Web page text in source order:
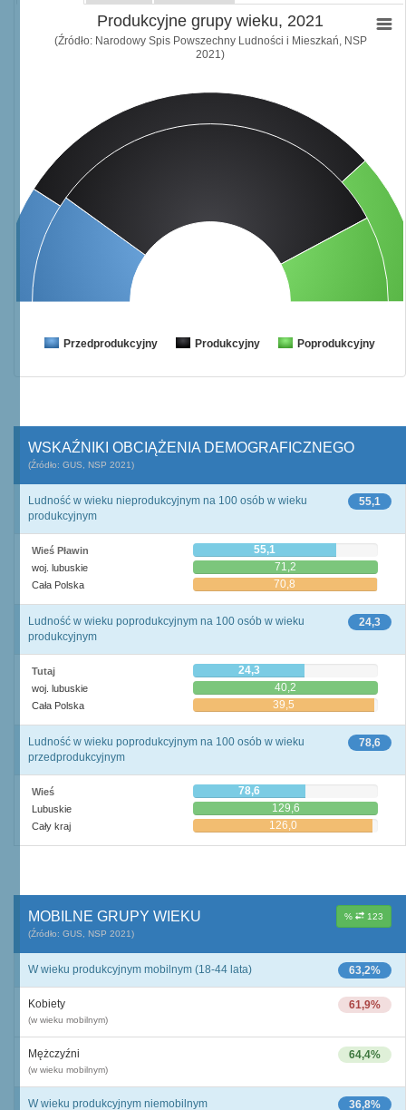
Produkcyjne grupy wieku, 2021
(Źródło: Narodowy Spis Powszechny Ludności i Mieszkań, NSP
2021)
Przedprodukcyjny Produkcyjny Poprodukcyjny
WSKAŹNIKI OBCIĄŻENIA DEMOGRAFICZNEGO
(Źródło: GUS, NSP 2021)
55,1
Ludność w wieku nieprodukcyjnym na 100 osób w wieku
produkcyjnym
Wieś Pławin 55,1
woj. lubuskie 71,2
Cała Polska 70,8
24,3
Ludność w wieku poprodukcyjnym na 100 osób w wieku
produkcyjnym
Tutaj 24,3
woj. lubuskie 40,2
Cała Polska 39,5
78,6
Ludność w wieku poprodukcyjnym na 100 osób w wieku
przedprodukcyjnym
Wieś 78,6
Lubuskie 129,6
Cały kraj 126,0
% 123
MOBILNE GRUPY WIEKU
(Źródło: GUS, NSP 2021)
63,2%
W wieku produkcyjnym mobilnym (18-44 lata)
61,9%
Kobiety
(w wieku mobilnym)
64,4%
Mężczyźni
(w wieku mobilnym)
36,8%
W wieku produkcyjnym niemobilnym